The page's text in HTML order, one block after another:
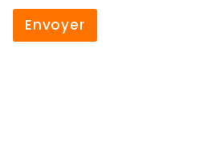
Envoyer